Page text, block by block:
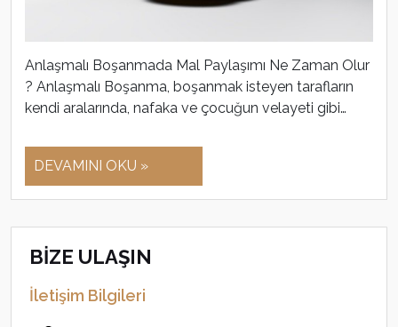
Anlaşmalı Boşanmada Mal Paylaşımı Ne Zaman Olur
? Anlaşmalı Boşanma, boşanmak isteyen tarafların
kendi aralarında, nafaka ve çocuğun velayeti gibi…
DEVAMINI OKU »
BİZE ULAŞIN
İletişim Bilgileri